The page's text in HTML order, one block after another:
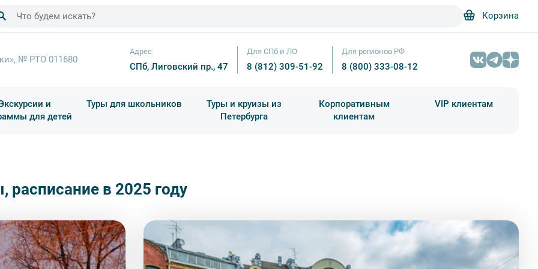
Корзина
№ РТО 011680
Адрес
СПб, Лиговский пр., 47
Для СПб и ЛО
8 (812) 309-51-92
Для регионов РФ
8 (800) 333-08-12
и
для детей
Туры для школьников
Туры и круизы из
Петербурга
Корпоративным
клиентам
VIP клиентам
расписание в 2025 году